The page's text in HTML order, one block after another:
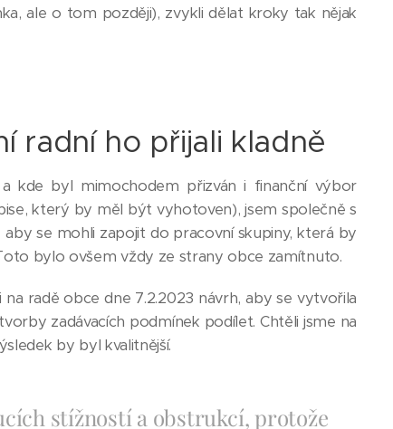
ale o tom později), zvykli dělat kroky tak nějak
radní ho přijali kladně
kde byl mimochodem přizván i finanční výbor
který by měl být vyhotoven), jsem společně s
se mohli zapojit do pracovní skupiny, která by
bylo ovšem vždy ze strany obce zamítnuto.
radě obce dne 7.2.2023 návrh, aby se vytvořila
zadávacích podmínek podílet. Chtěli jsme na
by byl kvalitnější.
stížností a obstrukcí, protože